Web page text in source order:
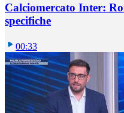
Calciomercato Inter:
specifiche
00:33